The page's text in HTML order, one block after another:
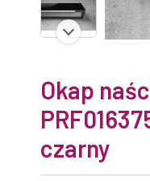
Okap
czarny